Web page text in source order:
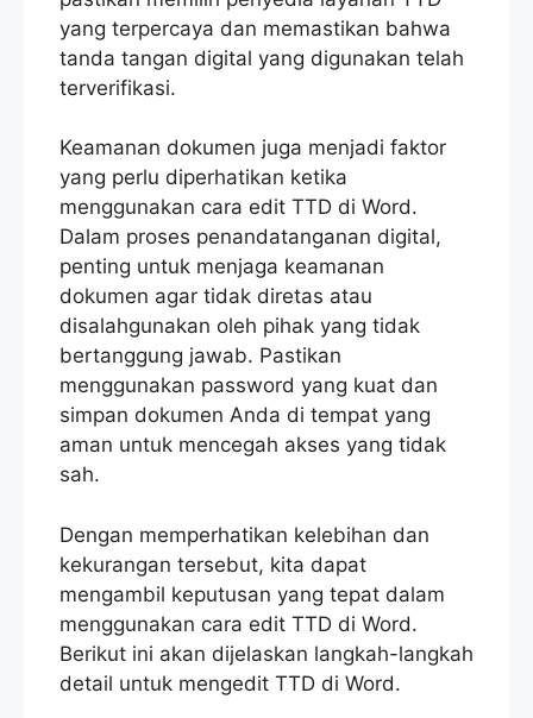
yang terpercaya dan memastikan bahwa
tanda tangan digital yang digunakan telah
terverifikasi.
Keamanan dokumen juga menjadi faktor
yang perlu diperhatikan ketika
menggunakan cara edit TTD di Word.
Dalam proses penandatanganan digital,
penting untuk menjaga keamanan
dokumen agar tidak diretas atau
disalahgunakan oleh pihak yang tidak
bertanggung jawab. Pastikan
menggunakan password yang kuat dan
simpan dokumen Anda di tempat yang
aman untuk mencegah akses yang tidak
sah.
Dengan memperhatikan kelebihan dan
kekurangan tersebut, kita dapat
mengambil keputusan yang tepat dalam
menggunakan cara edit TTD di Word.
Berikut ini akan dijelaskan langkah-langkah
detail untuk mengedit TTD di Word.